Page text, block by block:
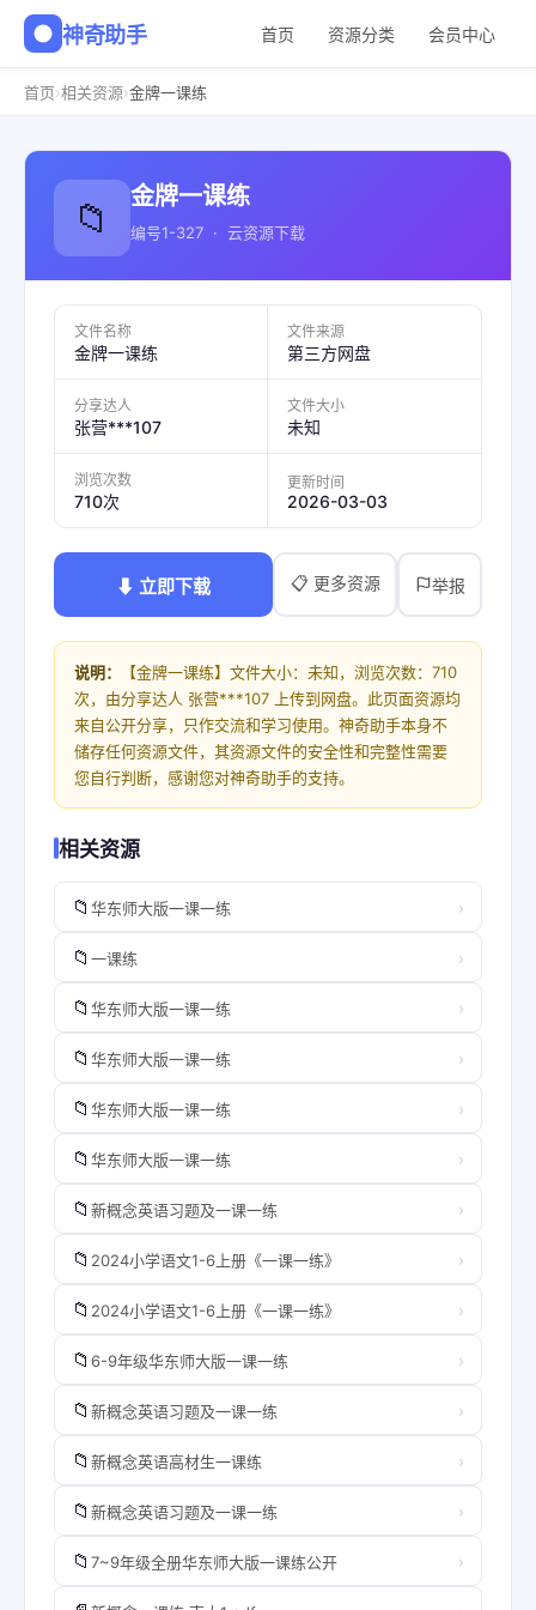
神奇助手 首页 资源分类 会员中心
首页›相关资源›金牌一课练
📁 金牌一课练
编号1-327 · 云资源下载
文件名称
金牌一课练
文件来源
第三方网盘
分享达人
张营***107
文件大小
未知
浏览次数
710次
更新时间
2026-03-03
⬇ 立即下载 📋 更多资源 举报
说明：
【金牌一课练】文件大小：未知，浏览次数：710
次，由分享达人 张营***107 上传到网盘。此页面资源均
来自公开分享，只作交流和学习使用。神奇助手本身不
储存任何资源文件，其资源文件的安全性和完整性需要
您自行判断，感谢您对神奇助手的支持。
相关资源
📁 华东师大版一课一练 ›
📁 一课练 ›
📁 华东师大版一课一练 ›
📁 华东师大版一课一练 ›
📁 华东师大版一课一练 ›
📁 华东师大版一课一练 ›
📁 新概念英语习题及一课一练 ›
📁 2024小学语文1-6上册《一课一练》 ›
📁 2024小学语文1-6上册《一课一练》 ›
📁 6-9年级华东师大版一课一练 ›
📁 新概念英语习题及一课一练 ›
📁 新概念英语高材生一课练 ›
📁 新概念英语习题及一课一练 ›
📁 7~9年级全册华东师大版一课练公开 ›